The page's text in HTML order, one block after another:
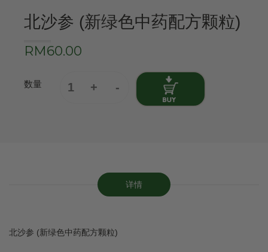
北沙参 (新绿色中药配方颗粒)
RM60.00
数量
详情
北沙参 (新绿色中药配方颗粒)